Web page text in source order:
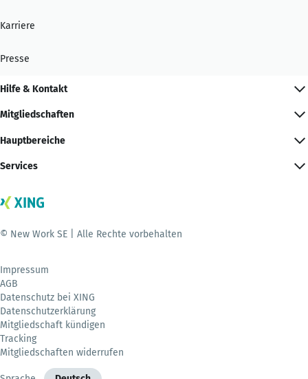
Karriere
Presse
Hilfe & Kontakt
Mitgliedschaften
Hauptbereiche
Services
© New Work SE | Alle Rechte vorbehalten
Impressum
AGB
Datenschutz bei XING
Datenschutzerklärung
Mitgliedschaft kündigen
Tracking
Mitgliedschaften widerrufen